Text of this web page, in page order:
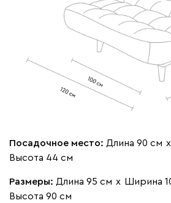
490 795
Посадочное место: Длина 90 см х
Высота 44 см
Размеры: Длина 95 см х Ширина
Высота 90 см